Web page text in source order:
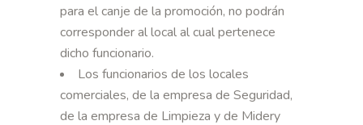
para el canje de la promoción, no podrán
corresponder al local al cual pertenece
dicho funcionario.
Los funcionarios de los locales
comerciales, de la empresa de Seguridad,
de la empresa de Limpieza y de Midery